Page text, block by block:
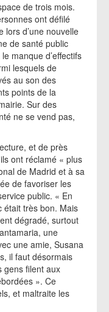
de trois mois.
ont défilé
lors d’une nouvelle
de santé public
manque d’effectifs
lesquels de
au son des
points de la
Sur des
ne se vend pas,
et de près
ont réclamé « plus
de Madrid et à sa
de favoriser les
public. « En
était très bon. Mais
dégradé, surtout
une
une amie, Susana
il faut désormais
gens filent aux
». Ce
et maltraite les